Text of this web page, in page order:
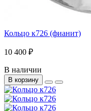
Кольцо к726 (фианит)
10 400 ₽
В наличии
В корзину